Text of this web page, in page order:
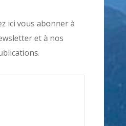
ici vous abonner à
et à nos